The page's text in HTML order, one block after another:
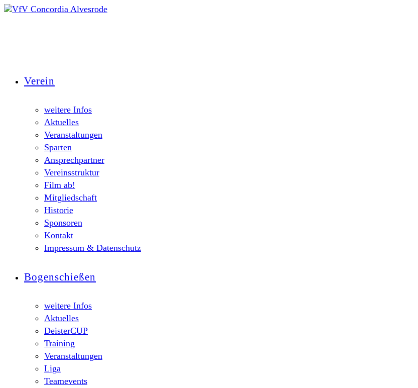
Zum
Verein
weitere Infos
Aktuelles
Veranstaltungen
Sparten
Ansprechpartner
Vereinsstruktur
Film ab!
Mitgliedschaft
Historie
Sponsoren
Kontakt
Impressum & Datenschutz
Bogenschießen
weitere Infos
Aktuelles
DeisterCUP
Training
Veranstaltungen
Liga
Teamevents